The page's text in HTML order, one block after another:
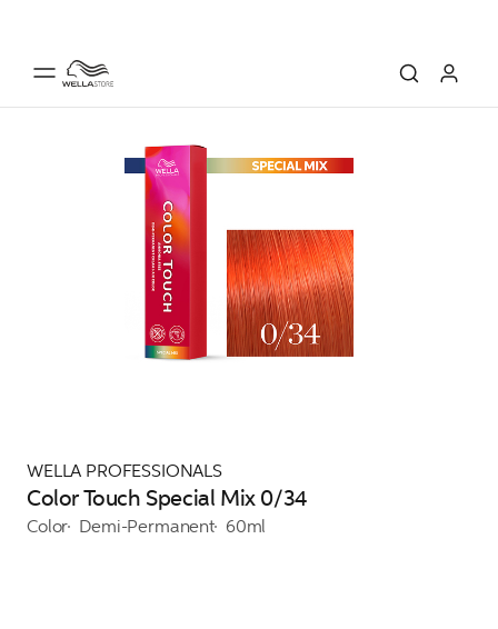
WELLA PROFESSIONALS
Color Touch Special Mix 0/34
Color Demi-Permanent 60ml